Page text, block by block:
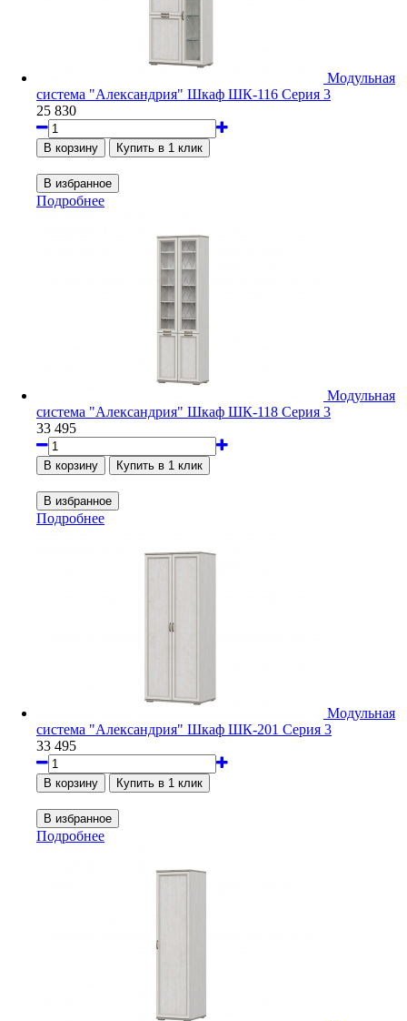
Модульная
система "Александрия" Шкаф ШК-116 Серия 3
25 830
Подробнее
Модульная
система "Александрия" Шкаф ШК-118 Серия 3
33 495
Подробнее
Модульная
система "Александрия" Шкаф ШК-201 Серия 3
33 495
Подробнее